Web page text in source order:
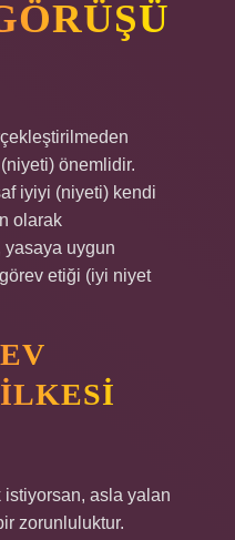
(niyeti) önemlidir.
iyiyi (niyeti) kendi
olarak
yasaya uygun
görev etiği (iyi niyet
istiyorsan, asla yalan
zorunluluktur.